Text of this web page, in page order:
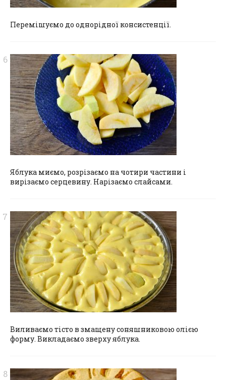
Перемішуємо до однорідної консистенції.
Яблука миємо, розрізаємо на чотири частини і
вирізаємо серцевину. Нарізаємо слайсами.
Виливаємо тісто в змащену соняшниковою олією
форму. Викладаємо зверху яблука.